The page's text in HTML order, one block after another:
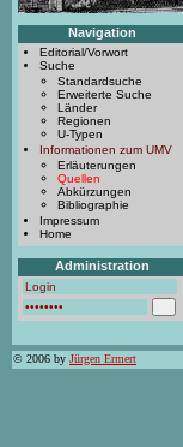
Navigation
Editorial/Vorwort
Suche
Standardsuche
Erweiterte Suche
Länder
Regionen
U-Typen
Informationen zum UMV
Erläuterungen
Quellen
Abkürzungen
Bibliographie
Impressum
Home
Administration
© 2006 by Jürgen Ermert